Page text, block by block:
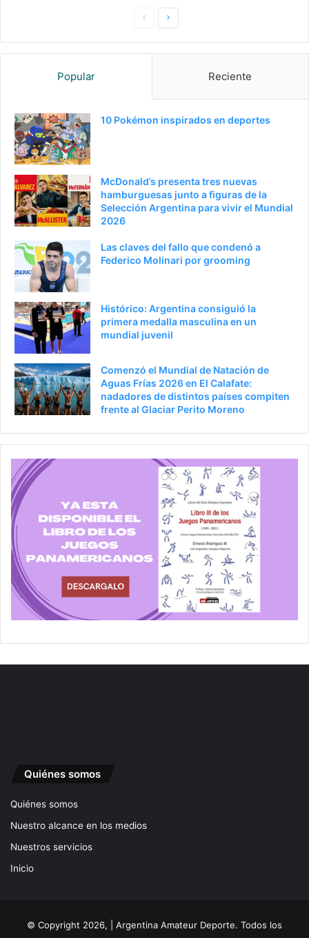
PaginaSiguiente
Popular Reciente
10 Pokémon inspirados en deportes
McDonald’s presenta tres nuevas
hamburguesas junto a figuras de la
Selección Argentina para vivir el Mundial
2026
Las claves del fallo que condenó a
Federico Molinari por grooming
Histórico: Argentina consiguió la
primera medalla masculina en un
mundial juvenil
Comenzó el Mundial de Natación de
Aguas Frías 2026 en El Calafate:
nadadores de distintos países compiten
frente al Glaciar Perito Moreno
Quiénes somos
Quiénes somos
Nuestro alcance en los medios
Nuestros servicios
Inicio
© Copyright 2026, | Argentina Amateur Deporte. Todos los